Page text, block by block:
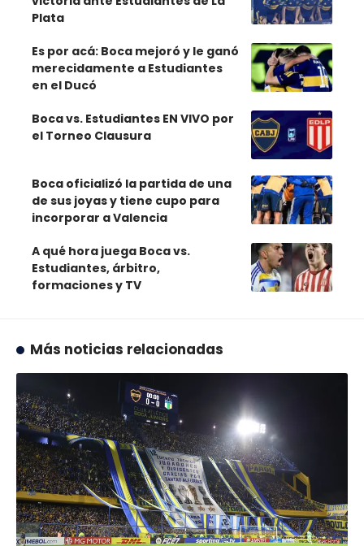
Plata
Es por acá: Boca mejoró y le ganó
merecidamente a Estudiantes
en el Ducó
Boca vs. Estudiantes EN VIVO por
el Torneo Clausura
Boca oficializó la partida de una
de sus joyas y tiene cupo para
incorporar a Valencia
A qué hora juega Boca vs.
Estudiantes, árbitro,
formaciones y TV
Más noticias relacionadas